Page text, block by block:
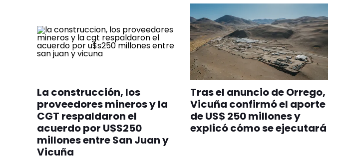
La construcción, los
proveedores mineros y la
CGT respaldaron el
acuerdo por U$S250
millones entre San Juan y
Vicuña
Tras el anuncio de Orrego,
Vicuña confirmó el aporte
de US$ 250 millones y
explicó cómo se ejecutará